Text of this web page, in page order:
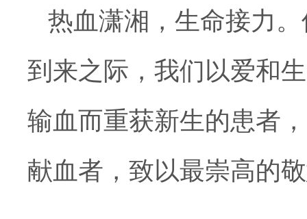
热血潇湘，生命接力。
到来之际，我们以爱和
输血而重获新生的患者
献血者，致以最崇高的